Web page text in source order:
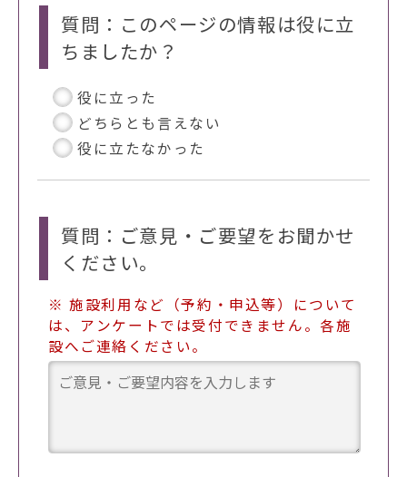
質問：このページの情報は役に立
ちましたか？
役に立った
どちらとも言えない
役に立たなかった
質問：ご意見・ご要望をお聞かせ
ください。
※ 施設利用など（予約・申込等）について
は、アンケートでは受付できません。各施
設へご連絡ください。